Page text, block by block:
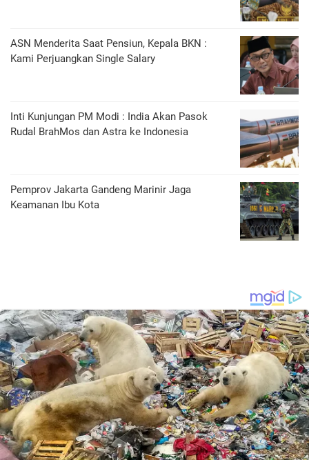
ASN Menderita Saat Pensiun, Kepala BKN :
Kami Perjuangkan Single Salary
Inti Kunjungan PM Modi : India Akan Pasok
Rudal BrahMos dan Astra ke Indonesia
Pemprov Jakarta Gandeng Marinir Jaga
Keamanan Ibu Kota